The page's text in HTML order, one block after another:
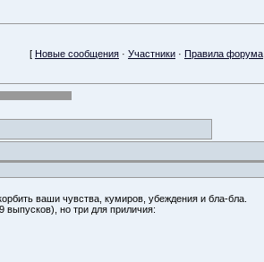
[ Новые сообщения · Участники · Правила форума
ваши чувства, кумиров, убеждения и бла-бла.
но три для приличия: